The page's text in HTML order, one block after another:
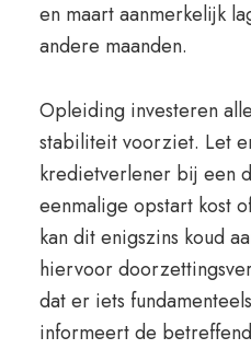
en maart aanmerkelijk
andere maanden.
Opleiding investeren
stabiliteit voorziet. Let
kredietverlener bij een
eenmalige opstart kost
kan dit enigszins koud
hiervoor
dat er iets
informeert de